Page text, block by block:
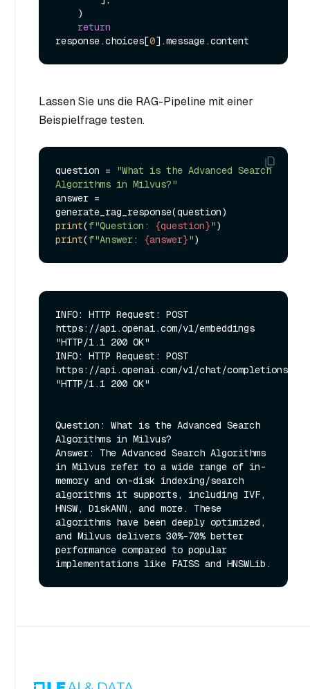
return
response.choices[0
Lassen Sie uns die RAG-Pipeline mit einer
Beispielfrage testen.
question =
"What is the Advanced Search
Algorithms in Milvus?"
answer =
print(f"Question: {question}"
print(f"Answer: {answer}"
INFO: HTTP Request: POST
https://api.openai.com/v1/embeddings
"HTTP/1.1 200 OK"
INFO: HTTP Request: POST
https://api.openai.com/v1/chat/completions
"HTTP/1.1 200 OK"
Question: What is the Advanced Search
Algorithms in Milvus?
Answer: The Advanced Search Algorithms
in Milvus refer to a wide range of in-
memory and on-disk indexing/search
algorithms it supports, including IVF,
HNSW, DiskANN, and more. These
algorithms have been deeply optimized,
and Milvus delivers 30%-70% better
performance compared to popular